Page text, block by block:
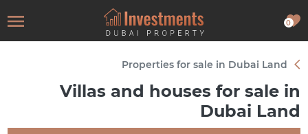
0
Properties for sale in Dubai Land
Villas and houses for sale in
Dubai Land